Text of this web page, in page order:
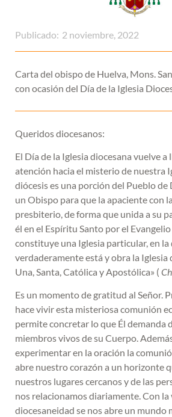
Publicado: 2 noviembre, 2022
Carta del obispo de Huelva, Mons.
con ocasión del Día de la Iglesia
Queridos diocesanos:
El Día de la Iglesia diocesana vuelve a
atención hacia el misterio de nuestra
diócesis es una porción del Pueblo de
un Obispo para que la apaciente con
presbiterio, de forma que unida a su
él en el Espíritu Santo por el
constituye una Iglesia particular, en la
verdaderamente está y obra la Iglesia
Una, Santa, Católica y Apostólica» (
Es un momento de gratitud al Señor.
hace vivir esta misteriosa comunión
permite concretar lo que Él demanda
miembros vivos de su Cuerpo.
experimentar en la oración la
abre nuestro corazón a un horizonte
nuestros lugares cercanos y de las
nos relacionamos diariamente. Con la
diocesaneidad se nos abre un mundo